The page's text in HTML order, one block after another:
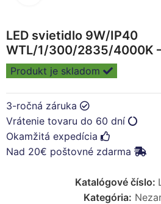
LED svietidlo 9W/IP40
WTL/1/300/2835/4000K –
Produkt je skladom
3-ročná záruka
Vrátenie tovaru do 60 dní
Okamžitá expedícia
Nad 20€ poštovné zdarma
Katalógové číslo:
Kategória: